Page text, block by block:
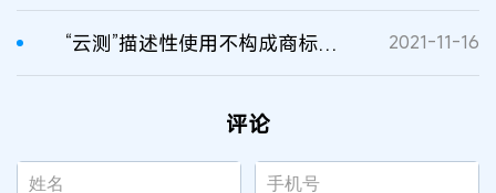
“云测”描述性使用不构成商标侵权 2021-11-16
评论